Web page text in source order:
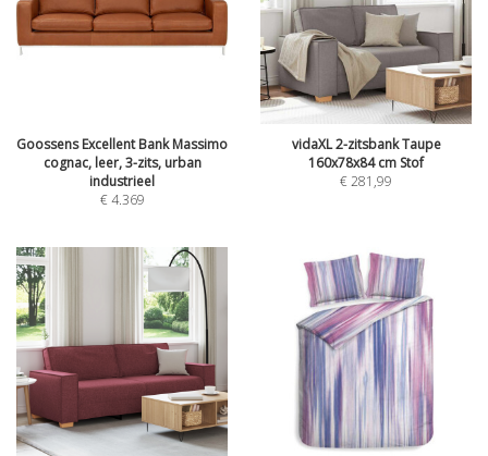
Goossens Excellent Bank Massimo
cognac, leer, 3-zits, urban
industrieel
€4.369
vidaXL 2-zitsbank Taupe
160x78x84 cm Stof
€281,99